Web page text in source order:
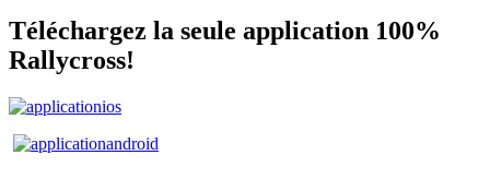
Téléchargez la seule application 100%
Rallycross!